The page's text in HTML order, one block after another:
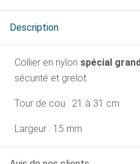
Description
Collier en nylon spécial
sécurité et grelot.
Tour de cou : 21 à 31 cm
Largeur : 15 mm